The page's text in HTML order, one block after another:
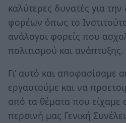
καλύτερες δυνατές για
φορέων όπως το
ανάλογοι φορείς που
πολιτισμού και ανάπτυξης.
Γι’ αυτό και αποφασίσαμε
εργαστούμε και να
από τα θέματα που είχαμε
περσινή μας Γενική